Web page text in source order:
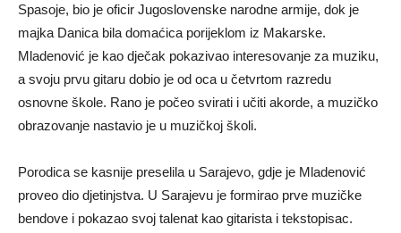
Spasoje, bio je oficir Jugoslovenske narodne armije, dok je
majka Danica bila domaćica porijeklom iz Makarske.
Mladenović je kao dječak pokazivao interesovanje za muziku,
a svoju prvu gitaru dobio je od oca u četvrtom razredu
osnovne škole. Rano je počeo svirati i učiti akorde, a muzičko
obrazovanje nastavio je u muzičkoj školi.
Porodica se kasnije preselila u Sarajevo, gdje je Mladenović
proveo dio djetinjstva. U Sarajevu je formirao prve muzičke
bendove i pokazao svoj talenat kao gitarista i tekstopisac.